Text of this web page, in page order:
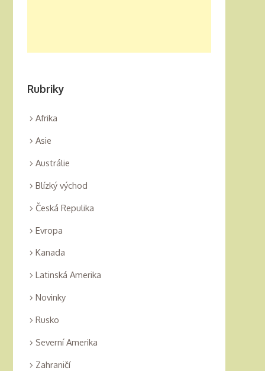
Rubriky
Afrika
Asie
Austrálie
Blízký východ
Česká Repulika
Evropa
Kanada
Latinská Amerika
Novinky
Rusko
Severní Amerika
Zahraničí